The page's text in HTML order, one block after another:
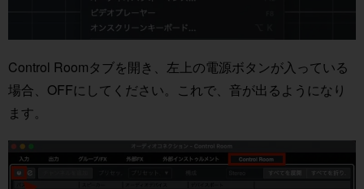
Control Roomタブを開き、左上の電源ボタンが入っている
場合、OFFにしてください。これで、音が出るようになり
ます。